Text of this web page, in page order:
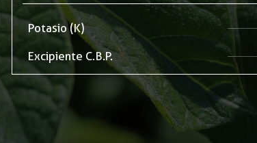
Potasio (K)
Excipiente C.B.P.